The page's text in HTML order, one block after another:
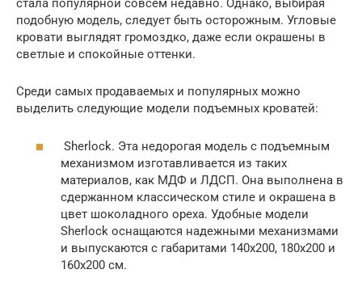
стала популярной совсем недавно. Однако, выбирая
подобную модель, следует быть осторожным. Угловые
кровати выглядят громоздко, даже если окрашены в
светлые и спокойные оттенки.
Среди самых продаваемых и популярных можно
выделить следующие модели подъемных кроватей:
Sherlock. Эта недорогая модель с подъемным
механизмом изготавливается из таких
материалов, как МДФ и ЛДСП. Она выполнена в
сдержанном классическом стиле и окрашена в
цвет шоколадного ореха. Удобные модели
Sherlock оснащаются надежными механизмами
и выпускаются с габаритами 140х200, 180х200 и
160х200 см.